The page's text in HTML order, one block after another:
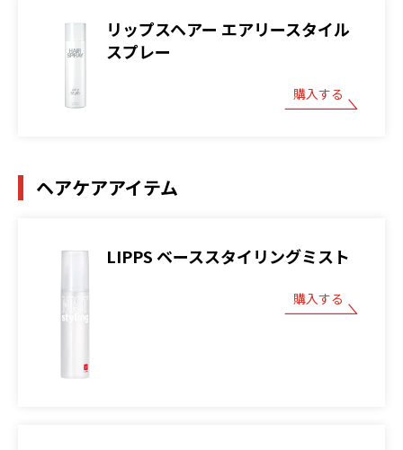
リップスヘアー エアリースタイル
スプレー
購入する
ヘアケアアイテム
LIPPS ベーススタイリングミスト
購入する